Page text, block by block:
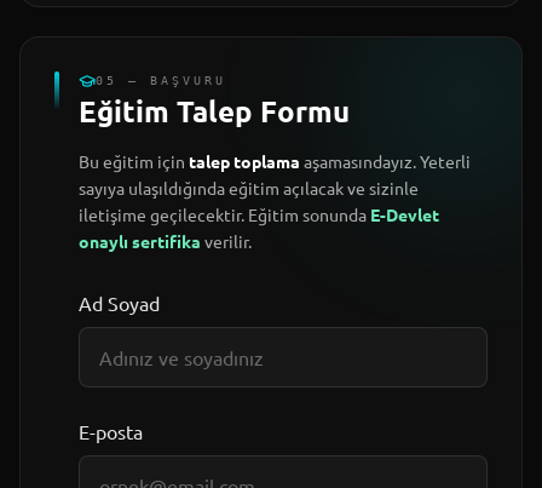
05 — BAŞVURU
Eğitim Talep Formu
Bu eğitim için talep toplama aşamasındayız. Yeterli
sayıya ulaşıldığında eğitim açılacak ve sizinle
iletişime geçilecektir. Eğitim sonunda E-Devlet
onaylı sertifika verilir.
Ad Soyad
E-posta